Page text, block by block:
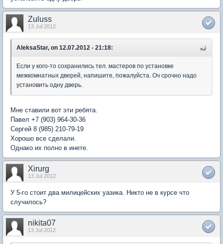
Zuluss
13 Jul 2012
AleksaStar, on 12.07.2012 - 21:18:
Если у кого-то сохранились тел. мастеров по установке
межкомнатных дверей, напишите, пожалуйста. Оч срочно надо
установить одну дверь.
Мне ставили вот эти ребята.
Павел +7 (903) 964-30-36
Сергей 8 (985) 210-79-19
Хорошо все сделали.
Однако их полно в инете.
Xirurg
13 Jul 2012
У 5-го стоит два милицейских уазика. Никто не в курсе что
случилось?
nikita07
13 Jul 2012